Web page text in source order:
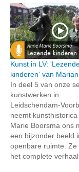
Kunst in LV:
kinderen' van
In deel 5 van onze
kunstwerken in
Leidschendam-
neemt kunsthistorica
Marie Boorsma ons
een bijzonder beeld
openbare ruimte. Ze
het complete